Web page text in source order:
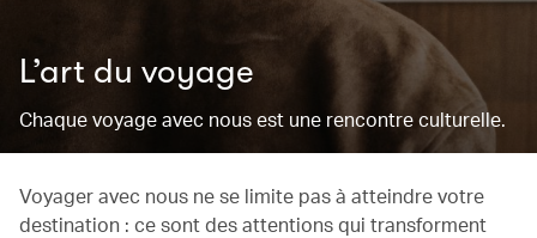
L’art du voyage
Chaque voyage avec nous est une rencontre culturelle.
Voyager avec nous ne se limite pas à atteindre votre
destination : ce sont des attentions qui transforment